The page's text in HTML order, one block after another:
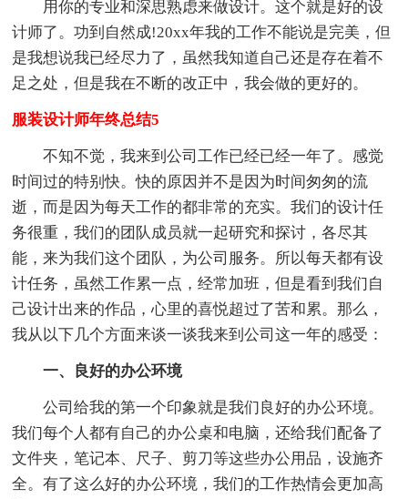
用你的专业和深思熟虑来做设计。这个就是好的设
计师了。功到自然成!20xx年我的工作不能说是完美，但
是我想说我已经尽力了，虽然我知道自己还是存在着不
足之处，但是我在不断的改正中，我会做的更好的。
服装设计师年终总结5
不知不觉，我来到公司工作已经已经一年了。感觉
时间过的特别快。快的原因并不是因为时间匆匆的流
逝，而是因为每天工作的都非常的充实。我们的设计任
务很重，我们的团队成员就一起研究和探讨，各尽其
能，来为我们这个团队，为公司服务。所以每天都有设
计任务，虽然工作累一点，经常加班，但是看到我们自
己设计出来的作品，心里的喜悦超过了苦和累。那么，
我从以下几个方面来谈一谈我来到公司这一年的感受：
一、良好的办公环境
公司给我的第一个印象就是我们良好的办公环境。
我们每个人都有自己的办公桌和电脑，还给我们配备了
文件夹，笔记本、尺子、剪刀等这些办公用品，设施齐
全。有了这么好的办公环境，我们的工作热情会更加高